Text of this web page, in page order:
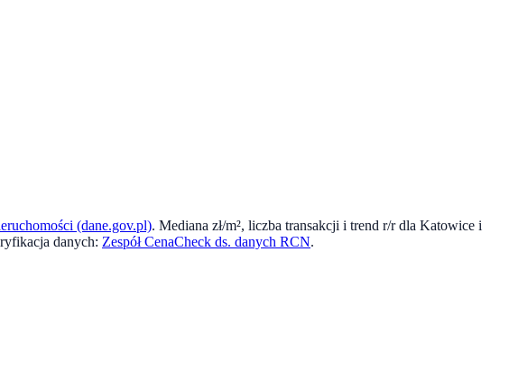
(dane.gov.pl). Mediana zł/m², liczba transakcji i trend r/r dla Katowice i
danych: Zespół CenaCheck ds. danych RCN.